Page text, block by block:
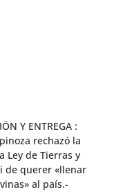
Y ENTREGA :
rechazó la
Ley de Tierras y
de querer «llenar
al país.-